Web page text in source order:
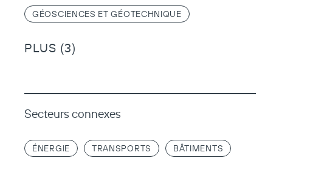
GÉOSCIENCES ET GÉOTECHNIQUE
PLUS (3)
Secteurs connexes
ÉNERGIE TRANSPORTS BÂTIMENTS